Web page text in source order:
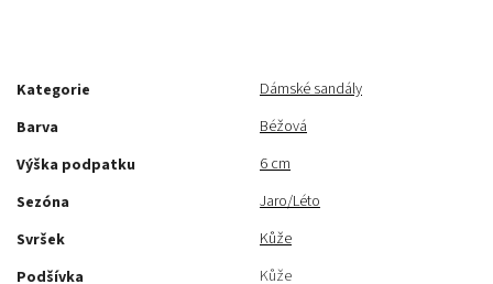
Kategorie
Dámské sandály
Barva
Béžová
Výška podpatku
6 cm
Sezóna
Jaro/Léto
Svršek
Kůže
Podšívka
Kůže